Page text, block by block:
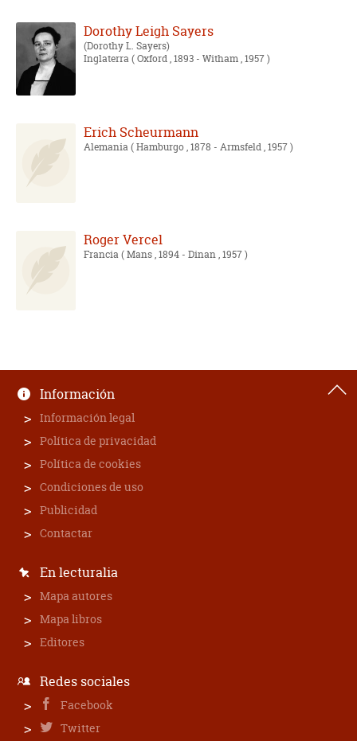
Dorothy Leigh Sayers
Dorothy L. Sayers
Inglaterra( Oxford , 1893 - Witham , 1957 )
Erich Scheurmann
Alemania( Hamburgo , 1878 - Armsfeld , 1957 )
Roger Vercel
Francia( Mans , 1894 - Dinan , 1957 )
Información
Información legal
Política de privacidad
Política de cookies
Condiciones de uso
Publicidad
Contactar
En lecturalia
Mapa autores
Mapa libros
Editores
Redes sociales
Facebook
Twitter